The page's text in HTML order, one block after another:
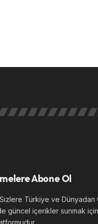
Abone Ol
Türkiye ve
güncel içerikler sunmak